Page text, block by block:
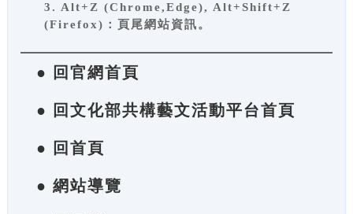
3. Alt+Z (Chrome,Edge), Alt+Shift+Z
(Firefox)：頁尾網站資訊。
● 回官網首頁
● 回文化部共構藝文活動平台首頁
● 回首頁
● 網站導覽